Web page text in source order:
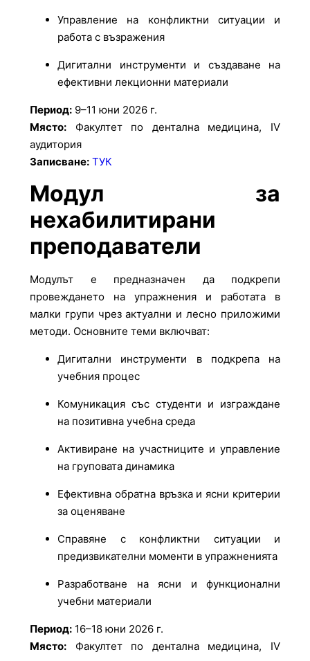
Управление на конфликтни ситуации и
работа с възражения
Дигитални инструменти и създаване на
ефективни лекционни материали
Период: 9–11 юни 2026 г.
Място: Факултет по дентална медицина, IV
аудитория
Записване: ТУК
Модул за
нехабилитирани
преподаватели
Модулът е предназначен да подкрепи
провеждането на упражнения и работата в
малки групи чрез актуални и лесно приложими
методи. Основните теми включват:
Дигитални инструменти в подкрепа на
учебния процес
Комуникация със студенти и изграждане
на позитивна учебна среда
Активиране на участниците и управление
на груповата динамика
Ефективна обратна връзка и ясни критерии
за оценяване
Справяне с конфликтни ситуации и
предизвикателни моменти в упражненията
Разработване на ясни и функционални
учебни материали
Период: 16–18 юни 2026 г.
Място: Факултет по дентална медицина, IV